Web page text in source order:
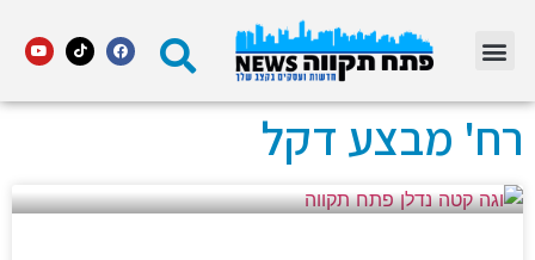
רח' מבצע דקל